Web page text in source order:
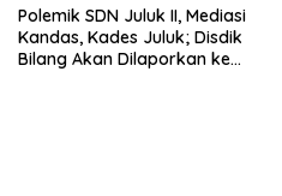
Polemik SDN Juluk II, Mediasi
Kandas, Kades Juluk; Disdik
Bilang Akan Dilaporkan ke